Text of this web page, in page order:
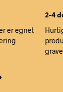
er egnet
2-4